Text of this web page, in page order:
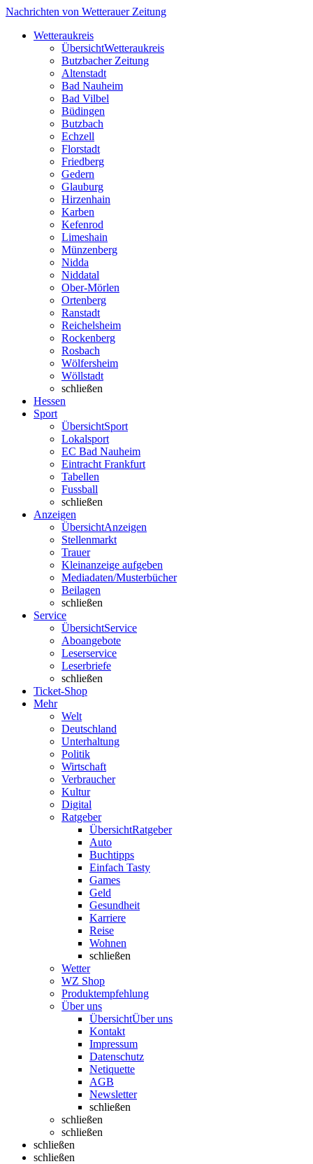
Nachrichten von Wetterauer Zeitung
Wetteraukreis
ÜbersichtWetteraukreis
Butzbacher Zeitung
Altenstadt
Bad Nauheim
Bad Vilbel
Büdingen
Butzbach
Echzell
Florstadt
Friedberg
Gedern
Glauburg
Hirzenhain
Karben
Kefenrod
Limeshain
Münzenberg
Nidda
Niddatal
Ober-Mörlen
Ortenberg
Ranstadt
Reichelsheim
Rockenberg
Rosbach
Wölfersheim
Wöllstadt
schließen
Hessen
Sport
ÜbersichtSport
Lokalsport
EC Bad Nauheim
Eintracht Frankfurt
Tabellen
Fussball
schließen
Anzeigen
ÜbersichtAnzeigen
Stellenmarkt
Trauer
Kleinanzeige aufgeben
Mediadaten/Musterbücher
Beilagen
schließen
Service
ÜbersichtService
Aboangebote
Leserservice
Leserbriefe
schließen
Ticket-Shop
Mehr
Welt
Deutschland
Unterhaltung
Politik
Wirtschaft
Verbraucher
Kultur
Digital
Ratgeber
ÜbersichtRatgeber
Auto
Buchtipps
Einfach Tasty
Games
Geld
Gesundheit
Karriere
Reise
Wohnen
schließen
Wetter
WZ Shop
Produktempfehlung
Über uns
ÜbersichtÜber uns
Kontakt
Impressum
Datenschutz
Netiquette
AGB
Newsletter
schließen
schließen
schließen
schließen
schließen